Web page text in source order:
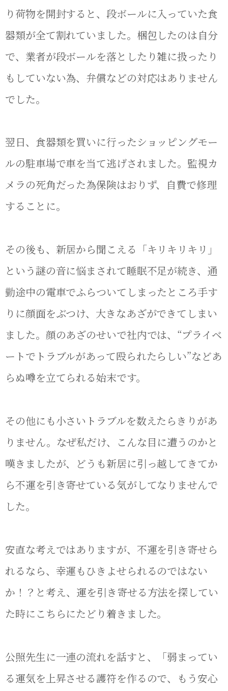
り荷物を開封すると、段ボールに入っていた食
器類が全て割れていました。梱包したのは自分
で、業者が段ボールを落としたり雑に扱ったり
もしていない為、弁償などの対応はありません
でした。
翌日、食器類を買いに行ったショッピングモー
ルの駐車場で車を当て逃げされました。監視カ
メラの死角だった為保険はおりず、自費で修理
することに。
その後も、新居から聞こえる「キリキリキリ」
という謎の音に悩まされて睡眠不足が続き、通
勤途中の電車でふらついてしまったところ手す
りに顔面をぶつけ、大きなあざができてしまい
ました。顔のあざのせいで社内では、“プライベ
ートでトラブルがあって殴られたらしい”などあ
らぬ噂を立てられる始末です。
その他にも小さいトラブルを数えたらきりがあ
りません。なぜ私だけ、こんな目に遭うのかと
嘆きましたが、どうも新居に引っ越してきてか
ら不運を引き寄せている気がしてなりませんで
した。
安直な考えではありますが、不運を引き寄せら
れるなら、幸運もひきよせられるのではない
か！？と考え、運を引き寄せる方法を探してい
た時にこちらにたどり着きました。
公照先生に一連の流れを話すと、「弱まってい
る運気を上昇させる護符を作るので、もう安心